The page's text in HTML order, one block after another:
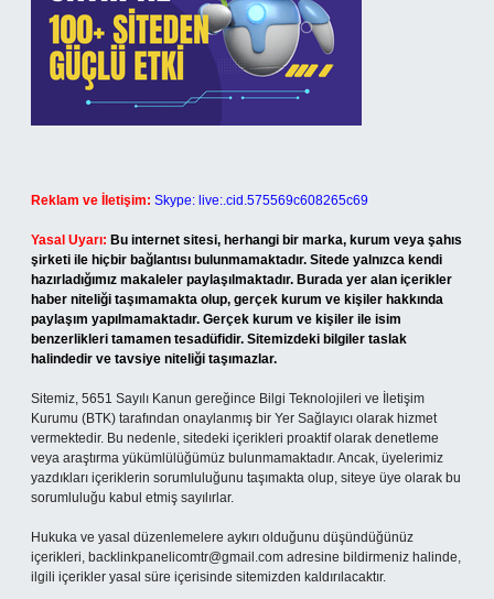
Reklam ve İletişim: Skype: live:.cid.575569c608265c69
Yasal Uyarı: Bu internet sitesi, herhangi bir marka, kurum veya şahıs
şirketi ile hiçbir bağlantısı bulunmamaktadır. Sitede yalnızca kendi
hazırladığımız makaleler paylaşılmaktadır. Burada yer alan içerikler
haber niteliği taşımamakta olup, gerçek kurum ve kişiler hakkında
paylaşım yapılmamaktadır. Gerçek kurum ve kişiler ile isim
benzerlikleri tamamen tesadüfidir. Sitemizdeki bilgiler taslak
halindedir ve tavsiye niteliği taşımazlar.
Sitemiz, 5651 Sayılı Kanun gereğince Bilgi Teknolojileri ve İletişim
Kurumu (BTK) tarafından onaylanmış bir Yer Sağlayıcı olarak hizmet
vermektedir. Bu nedenle, sitedeki içerikleri proaktif olarak denetleme
veya araştırma yükümlülüğümüz bulunmamaktadır. Ancak, üyelerimiz
yazdıkları içeriklerin sorumluluğunu taşımakta olup, siteye üye olarak bu
sorumluluğu kabul etmiş sayılırlar.
Hukuka ve yasal düzenlemelere aykırı olduğunu düşündüğünüz
içerikleri, backlinkpanelicomtr@gmail.com adresine bildirmeniz halinde,
ilgili içerikler yasal süre içerisinde sitemizden kaldırılacaktır.